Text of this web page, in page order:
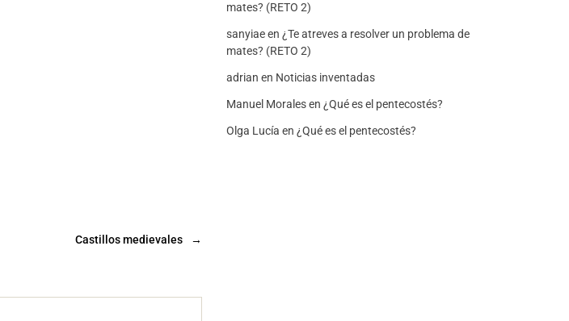
→
Castillos medievales
mates? (RETO 2)
sanyiaeen ¿Te atreves a resolver un problema de
mates? (RETO 2)
adrian en Noticias inventadas
Manuel Moralesen ¿Qué es el pentecostés?
Olga Lucía en ¿Qué es el pentecostés?